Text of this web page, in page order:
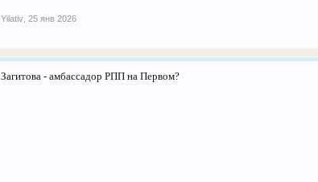
Yilativ 25 янв 2026
Загитова - амбассадор РПП на Первом?